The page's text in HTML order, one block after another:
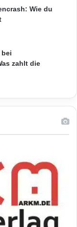
Wie du
zahlt die